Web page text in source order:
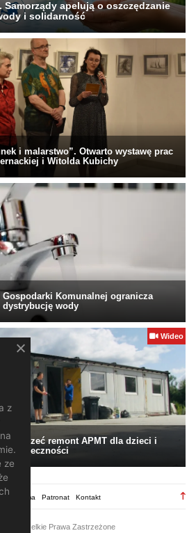
Samorządy apelują o oszczędzanie
i solidarność
i malarstwo”. Otwarto wystawę prac
i Witolda Kubichy
Gospodarki Komunalnej ogranicza
dystrybucję wody
Wideo
wesprzeć remont APMT dla dzieci i
społeczności
Reklama Patronat Kontakt
/ Wszelkie Prawa Zastrzeżone
z
ze